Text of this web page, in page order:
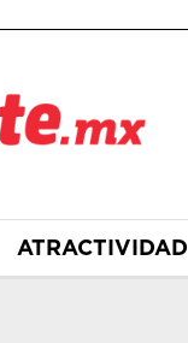
ATRACTIVIDAD